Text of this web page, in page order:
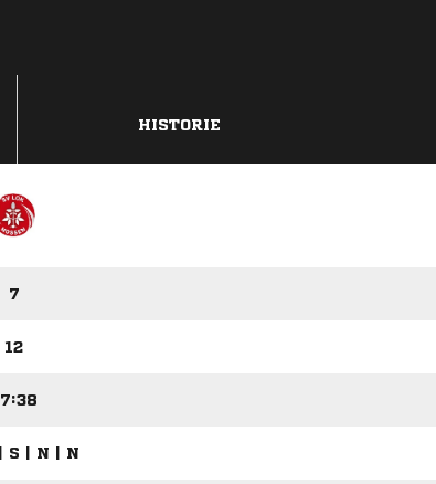
HISTORIE
7
12
S | N | N